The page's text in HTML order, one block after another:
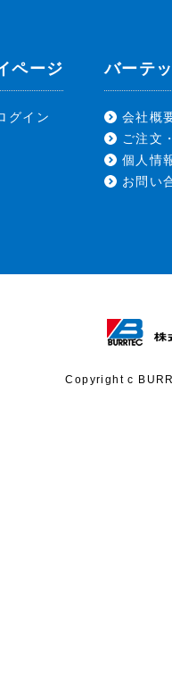
ページ
グイン
バーテ
会社概
ご注文
個人情
お問い
Copyright c